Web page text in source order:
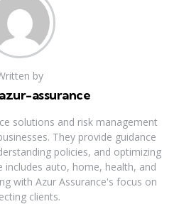
by
assurance
solutions and risk management
They provide guidance
policies, and optimizing
includes auto, home, health, and
with Azur Assurance's focus on
clients.